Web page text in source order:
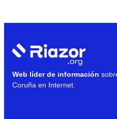
Web líder de información
Coruña en Internet.